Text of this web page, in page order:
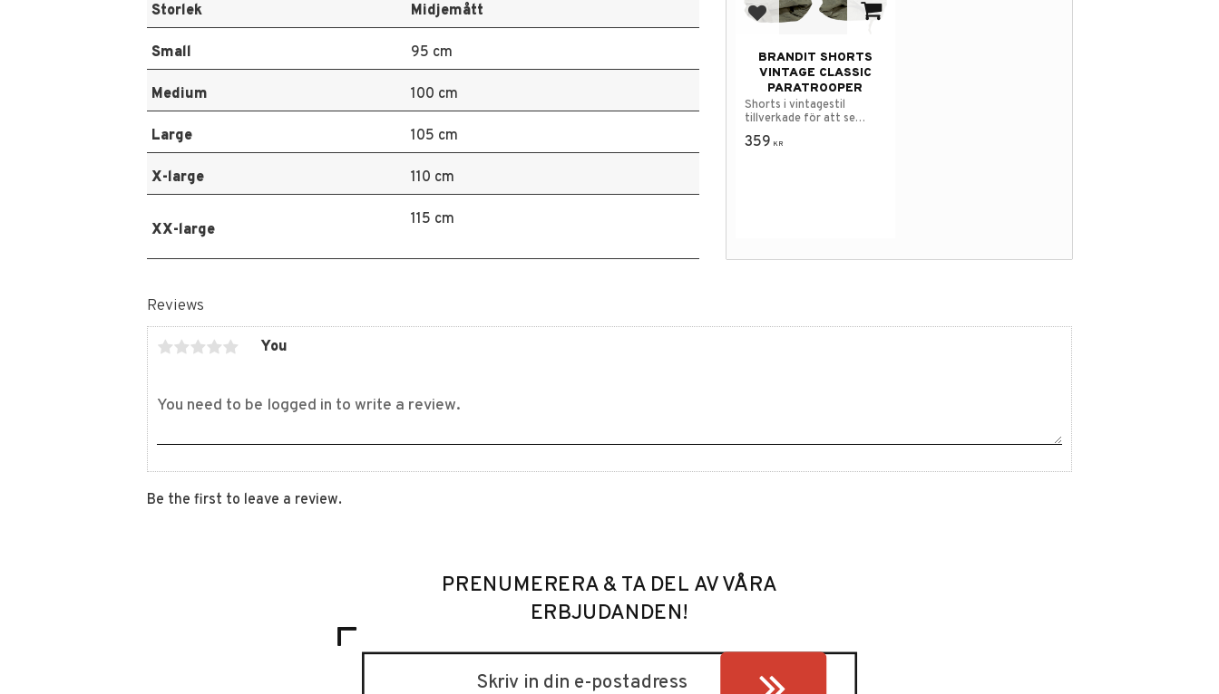
Storlek
Midjemått
Small 95 cm
Medium 100 cm
Large 105 cm
X-large 110 cm
XX-large
115 cm
Reviews
You
Be the first to leave a review.
Add to favorites
BRANDIT SHORTS
VINTAGE CLASSIC
PARATROOPER
Shorts i vintagestil
tillverkade för att se
välanvända ut.
359 KR
PRENUMERERA & TA DEL AV VÅRA
ERBJUDANDEN!